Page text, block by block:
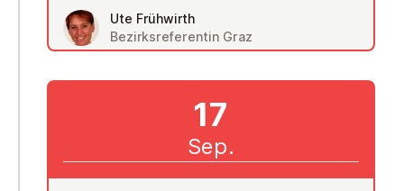
Ute Frühwirth
Bezirksreferentin Graz
17
Sep.